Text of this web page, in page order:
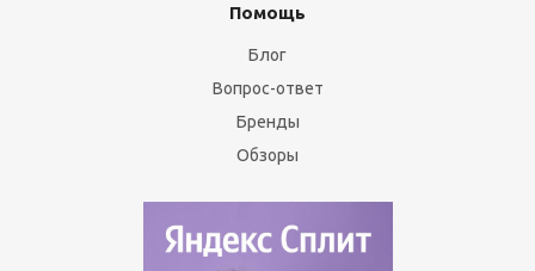
Помощь
Блог
Вопрос-ответ
Бренды
Обзоры